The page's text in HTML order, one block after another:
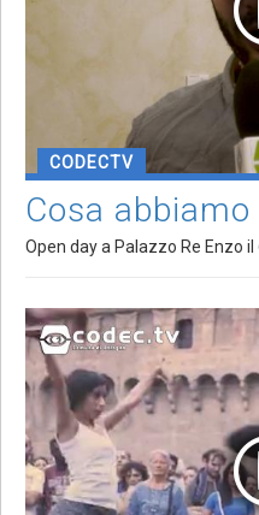
CODECTV
Cosa
Open day a Palazzo Re Enzo